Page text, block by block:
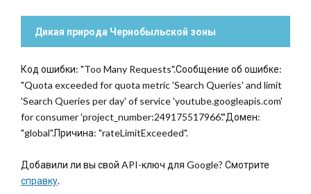
Дикая природа Чернобыльской зоны
Код ошибки: "Too Many Requests".Сообщение об ошибке:
"Quota exceeded for quota metric 'Search Queries' and limit
'Search Queries per day' of service 'youtube.googleapis.com'
for consumer 'project_number:249175517966'."Домен:
"global".Причина: "rateLimitExceeded".
Добавили ли вы свой API-ключ для Google? Смотрите
справку.